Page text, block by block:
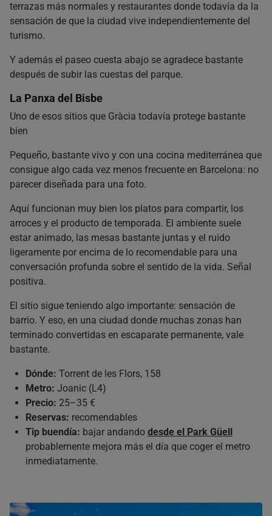
terrazas más normales y restaurantes donde todavía da la
sensación de que la ciudad vive independientemente del
turismo.
Y además el paseo cuesta abajo se agradece bastante
después de subir las cuestas del parque.
La Panxa del Bisbe
Uno de esos sitios que Gràcia todavía protege bastante
bien
Pequeño, bastante vivo y con una cocina mediterránea que
consigue algo cada vez menos frecuente en Barcelona: no
parecer diseñada para una foto.
Aquí funcionan muy bien los platos para compartir, los
arroces y el producto de temporada. El ambiente suele
estar animado, las mesas bastante juntas y el ruido
ligeramente por encima de lo recomendable para una
conversación profunda sobre el sentido de la vida. Señal
positiva.
El sitio sigue teniendo algo importante: sensación de
barrio. Y eso, en una ciudad donde muchas zonas han
terminado convertidas en escaparate permanente, vale
bastante.
Dónde: Torrent de les Flors, 158
Metro: Joanic (L4)
Precio: 25–35 €
Reservas: recomendables
Tip buendía: bajar andando desde el Park Güell
probablemente mejora más el día que coger el metro
inmediatamente.